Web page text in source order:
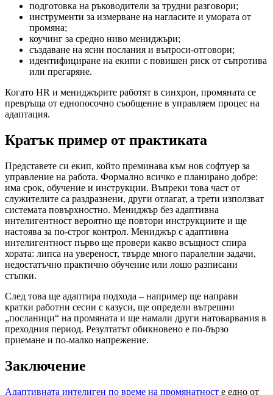
подготовка на ръководители за трудни разговори;
инструменти за измерване на нагласите и умората от
промяна;
коучинг за средно ниво мениджъри;
създаване на ясни послания и въпроси-отговори;
идентифициране на екипи с повишен риск от съпротива
или прегаряне.
Когато HR и мениджърите работят в синхрон, промяната се
превръща от еднопосочно съобщение в управляем процес на
адаптация.
Кратък пример от практиката
Представете си екип, който преминава към нов софтуер за
управление на работа. Формално всичко е планирано добре:
има срок, обучение и инструкции. Въпреки това част от
служителите са раздразнени, други отлагат, а трети използват
системата повърхностно. Мениджър без адаптивна
интелигентност вероятно ще повтори инструкциите и ще
настоява за по-строг контрол. Мениджър с адаптивна
интелигентност първо ще провери какво всъщност спира
хората: липса на увереност, твърде много паралелни задачи,
недостатъчно практично обучение или лошо разписани
стъпки.
След това ще адаптира подхода – например ще направи
кратки работни сесии с казуси, ще определи вътрешни
„посланици“ на промяната и ще намали други натоварвания в
преходния период. Резултатът обикновено е по-бързо
приемане и по-малко напрежение.
Заключение
Адаптивната интелиген по време на промянатност е едно от